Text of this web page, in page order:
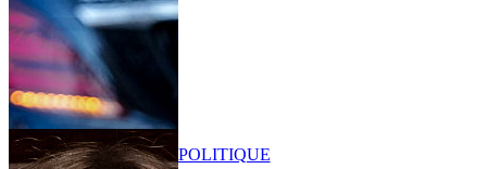
POLITIQUE